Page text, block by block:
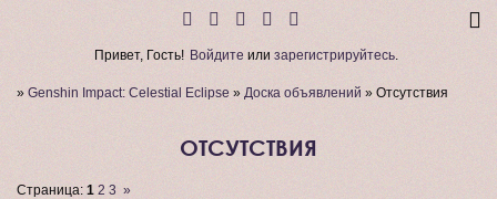
Привет, Гость! Войдите или зарегистрируйтесь.
» Genshin Impact: Celestial Eclipse » Доска объявлений » Отсутствия
ОТСУТСТВИЯ
Страница: 1 2 3 »